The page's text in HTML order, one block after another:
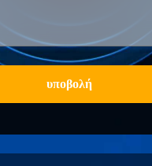
υποβολή